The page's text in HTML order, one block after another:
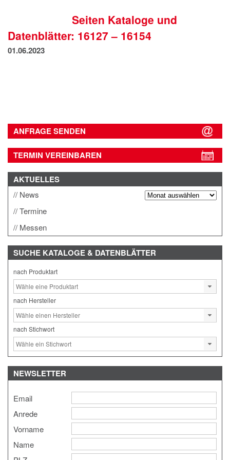
DATENSCHUTZSeiten Kataloge und
Datenblätter: 16127 – 16154
01.06.2023
ANFRAGE SENDEN
TERMIN VEREINBAREN
AKTUELLES
News
Termine
Messen
SUCHE KATALOGE & DATENBLÄTTER
nach Produktart
nach Hersteller
nach Stichwort
NEWSLETTER
Email
Anrede
Vorname
Name